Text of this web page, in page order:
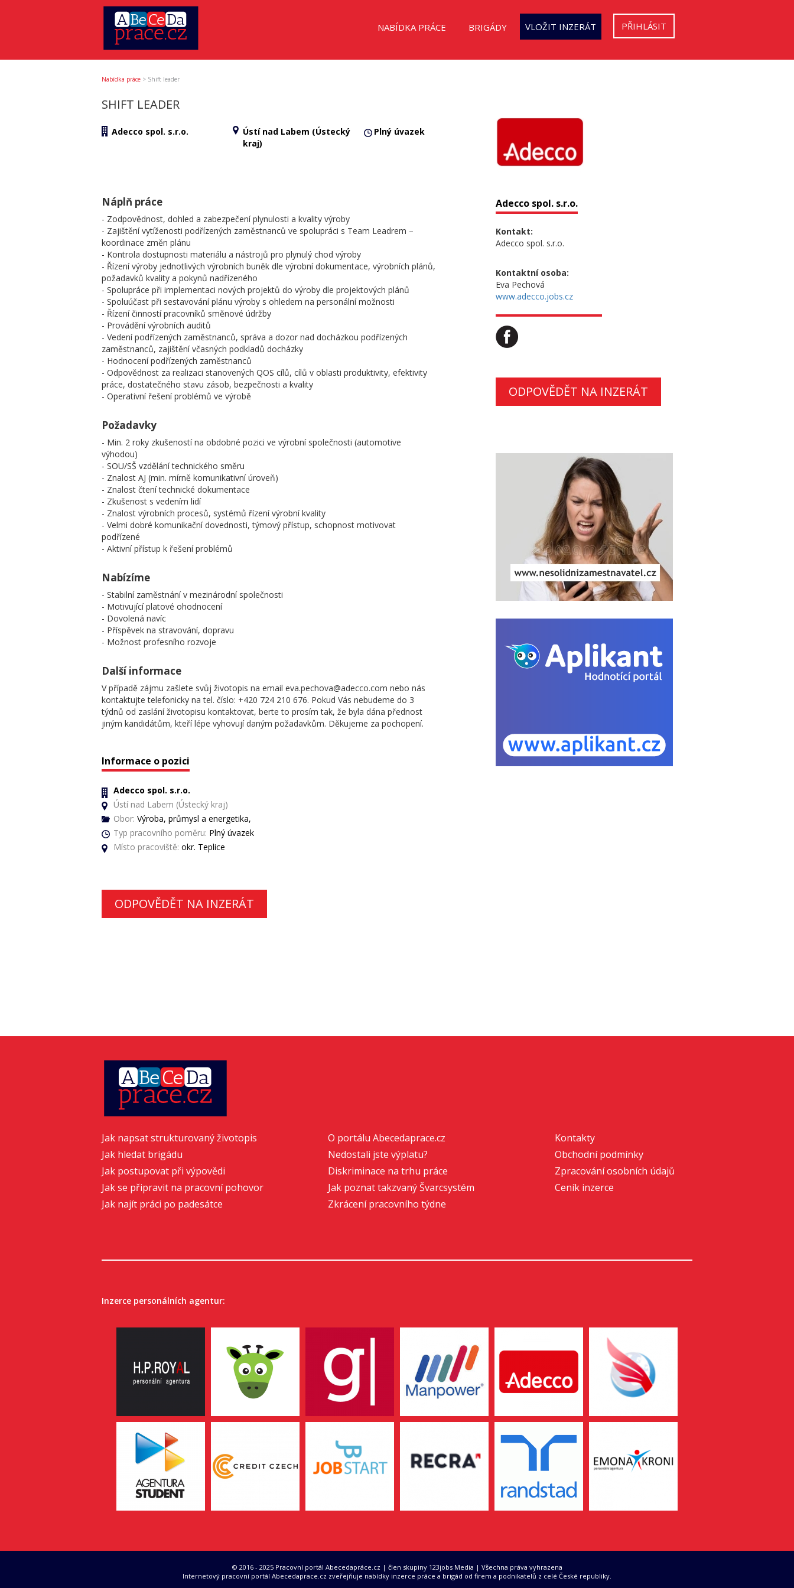
NABÍDKA PRÁCE BRIGÁDY VLOŽIT INZERÁT PŘIHLÁSIT
Nabídka práce > Shift leader
SHIFT LEADER
Adecco spol. s.r.o.
Ústí nad Labem (Ústecký
kraj)
Plný úvazek
Náplň práce
- Zodpovědnost, dohled a zabezpečení plynulosti a kvality výroby
- Zajištění vytíženosti podřízených zaměstnanců ve spolupráci s Team Leadrem –
koordinace změn plánu
- Kontrola dostupnosti materiálu a nástrojů pro plynulý chod výroby
- Řízení výroby jednotlivých výrobních buněk dle výrobní dokumentace, výrobních plánů,
požadavků kvality a pokynů nadřízeného
- Spolupráce při implementaci nových projektů do výroby dle projektových plánů
- Spoluúčast při sestavování plánu výroby s ohledem na personální možnosti
- Řízení činností pracovníků směnové údržby
- Provádění výrobních auditů
- Vedení podřízených zaměstnanců, správa a dozor nad docházkou podřízených
zaměstnanců, zajištění včasných podkladů docházky
- Hodnocení podřízených zaměstnanců
- Odpovědnost za realizaci stanovených QOS cílů, cílů v oblasti produktivity, efektivity
práce, dostatečného stavu zásob, bezpečnosti a kvality
- Operativní řešení problémů ve výrobě
Požadavky
- Min. 2 roky zkušeností na obdobné pozici ve výrobní společnosti (automotive
výhodou)
- SOU/SŠ vzdělání technického směru
- Znalost AJ (min. mírně komunikativní úroveň)
- Znalost čtení technické dokumentace
- Zkušenost s vedením lidí
- Znalost výrobních procesů, systémů řízení výrobní kvality
- Velmi dobré komunikační dovednosti, týmový přístup, schopnost motivovat
podřízené
- Aktivní přístup k řešení problémů
Nabízíme
- Stabilní zaměstnání v mezinárodní společnosti
- Motivující platové ohodnocení
- Dovolená navíc
- Příspěvek na stravování, dopravu
- Možnost profesního rozvoje
Další informace
V případě zájmu zašlete svůj životopis na email eva.pechova@adecco.com nebo nás
kontaktujte telefonicky na tel. číslo: +420 724 210 676. Pokud Vás nebudeme do 3
týdnů od zaslání životopisu kontaktovat, berte to prosím tak, že byla dána přednost
jiným kandidátům, kteří lépe vyhovují daným požadavkům. Děkujeme za pochopení.
Informace o pozici
Adecco spol. s.r.o.
Ústí nad Labem (Ústecký kraj)
Obor: Výroba, průmysl a energetika,
Typ pracovního poměru: Plný úvazek
Místo pracoviště: okr. Teplice
ODPOVĚDĚT NA INZERÁT
Adecco spol. s.r.o.
Kontakt:
Adecco spol. s.r.o.
Kontaktní osoba:
Eva Pechová
www.adecco.jobs.cz
ODPOVĚDĚT NA INZERÁT
Jak napsat strukturovaný životopis
Jak hledat brigádu
Jak postupovat při výpovědi
Jak se připravit na pracovní pohovor
Jak najít práci po padesátce
O portálu Abecedaprace.cz
Nedostali jste výplatu?
Diskriminace na trhu práce
Jak poznat takzvaný Švarcsystém
Zkrácení pracovního týdne
Kontakty
Obchodní podmínky
Zpracování osobních údajů
Ceník inzerce
Inzerce personálních agentur:
© 2016 - 2025 Pracovní portál Abecedapráce.cz | člen skupiny 123jobs Media | Všechna práva vyhrazena
Internetový pracovní portál Abecedaprace.cz zveřejňuje nabídky inzerce práce a brigád od firem a podnikatelů z celé České republiky.